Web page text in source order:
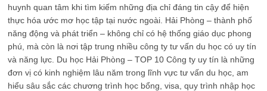
huynh quan tâm khi tìm kiếm những địa chỉ đáng tin cậy để hiện
thực hóa ước mơ học tập tại nước ngoài. Hải Phòng – thành phố
năng động và phát triển – không chỉ có hệ thống giáo dục phong
phú, mà còn là nơi tập trung nhiều công ty tư vấn du học có uy tín
và năng lực. Du học Hải Phòng – TOP 10 Công ty uy tín là những
đơn vị có kinh nghiệm lâu năm trong lĩnh vực tư vấn du học, am
hiểu sâu sắc các chương trình học bổng, visa, quy trình nhập học